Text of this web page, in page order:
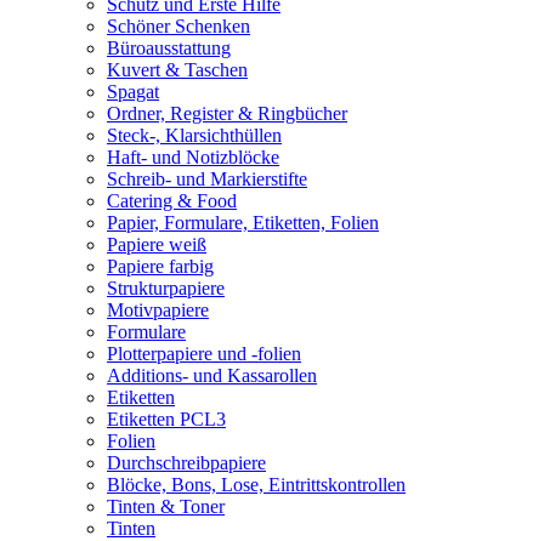
Schutz und Erste Hilfe
Schöner Schenken
Büroausstattung
Kuvert & Taschen
Spagat
Ordner, Register & Ringbücher
Steck-, Klarsichthüllen
Haft- und Notizblöcke
Schreib- und Markierstifte
Catering & Food
Papier, Formulare, Etiketten, Folien
Papiere weiß
Papiere farbig
Strukturpapiere
Motivpapiere
Formulare
Plotterpapiere und -folien
Additions- und Kassarollen
Etiketten
Etiketten PCL3
Folien
Durchschreibpapiere
Blöcke, Bons, Lose, Eintrittskontrollen
Tinten & Toner
Tinten